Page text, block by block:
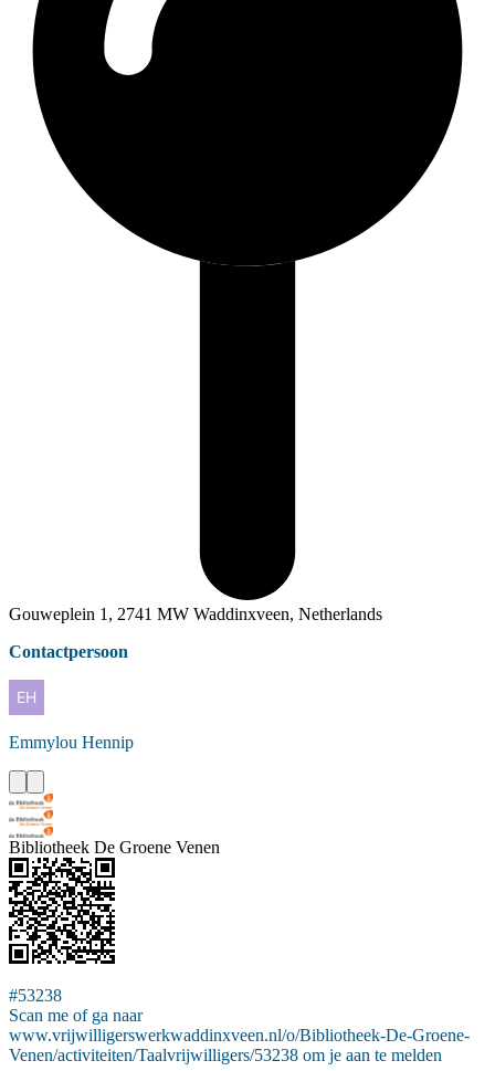
Gouweplein 1, 2741 MW Waddinxveen, Netherlands
Contactpersoon
Emmylou Hennip
Bibliotheek De Groene Venen
#53238
Scan me of ga naar
www.vrijwilligerswerkwaddinxveen.nl/o/Bibliotheek-De-Groene-
Venen/activiteiten/Taalvrijwilligers/53238 om je aan te melden